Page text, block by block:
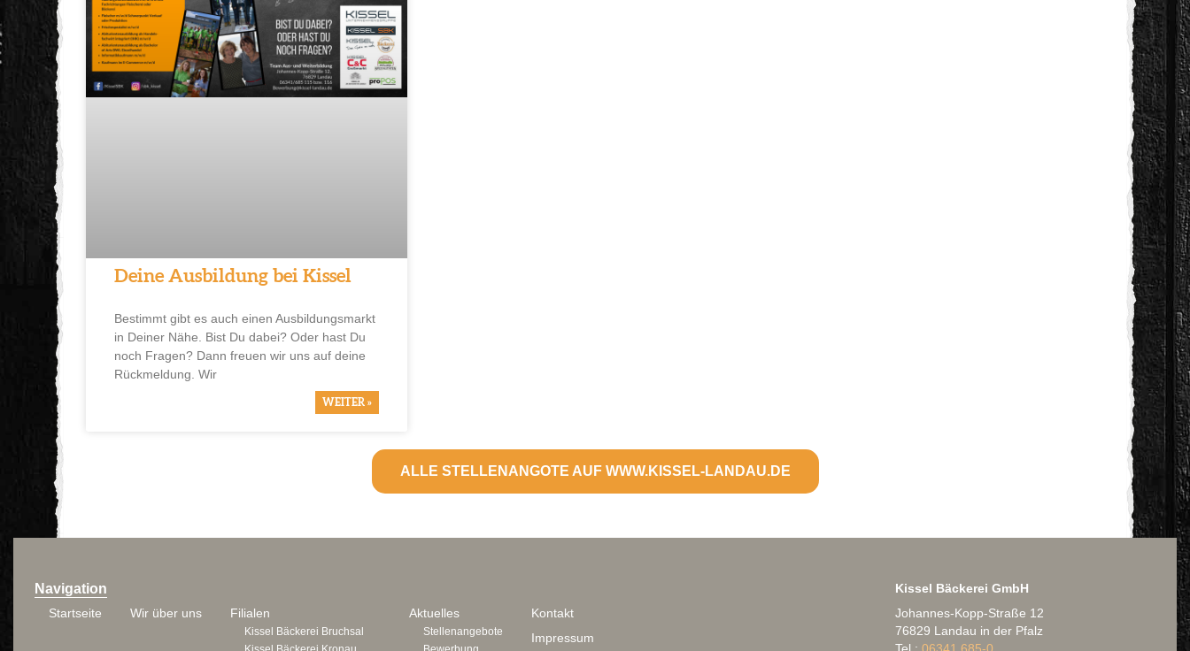
Deine Ausbildung bei Kissel
Bestimmt gibt es auch einen Ausbildungsmarkt
in Deiner Nähe. Bist Du dabei? Oder hast Du
noch Fragen? Dann freuen wir uns auf deine
Rückmeldung. Wir
WEITER »
ALLE STELLENANGOTE AUF WWW.KISSEL-LANDAU.DE
Navigation
Startseite Wir über uns Filialen
Kissel Bäckerei Bruchsal
Aktuelles
Stellenangebote
Kontakt
Impressum
Kissel Bäckerei GmbH
Johannes-Kopp-Straße 12
76829 Landau in der Pfalz